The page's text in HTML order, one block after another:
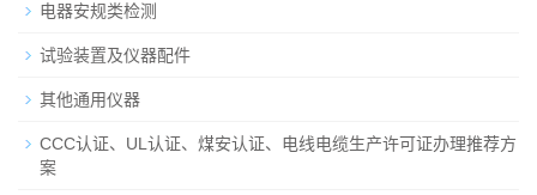
电器安规类检测
试验装置及仪器配件
其他通用仪器
CCC认证、UL认证、煤安认证、电线电缆生产许可证办理推荐方
案